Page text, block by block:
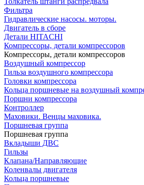
Фильтра
Гидравлические насосы. моторы.
Двигатель в сборе
Детали HITACHI
Компрессоры, детали компрессоров
Компрессоры, детали компрессоров
Воздушный компрессор
Гильза воздушного компрессора
Головки компрессора
Кольца поршневые на воздушный
Поршни компрессора
Контроллер
Маховики. Венцы маховика.
Поршневая группа
Поршневая группа
Вкладыши ДВС
Гильзы
Клапана/Направляющие
Коленвалы двигателя
Кольца поршневые